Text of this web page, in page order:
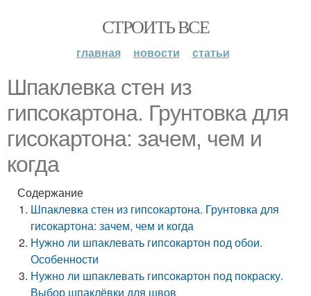
СТРОИТЬ ВСЕ
главная новости статьи
Шпаклевка стен из
гипсокартона. Грунтовка для
гисокартона: зачем, чем и
когда
Содержание
Шпаклевка стен из гипсокартона. Грунтовка для
гисокартона: зачем, чем и когда
Нужно ли шпаклевать гипсокартон под обои.
Особенности
Нужно ли шпаклевать гипсокартон под покраску.
Выбор шпаклёвки для швов